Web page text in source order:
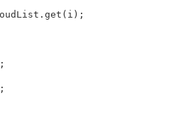
. get ( i ) ;
;
;